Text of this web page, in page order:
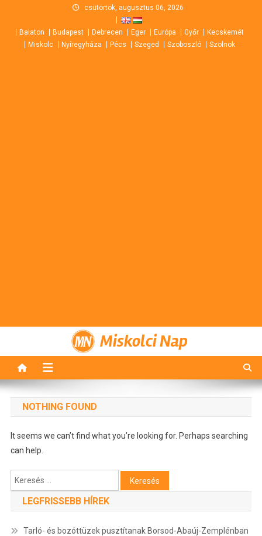
content
csütörtök, augusztus 06, 2026
Balaton Budapest Debrecen Eger Európa Győr
Kecskemét
Miskolc
Nyíregyháza Pécs Szeged Szoboszló Szolnok
Miskolci Nap
NOTHING FOUND
It seems we can’t find what you’re looking for. Perhaps searching
can help.
Keresés:
LEGFRISSEBB HÍREK
Tarló- és bozóttüzek pusztítanak Borsod-Abaúj-Zemplénban